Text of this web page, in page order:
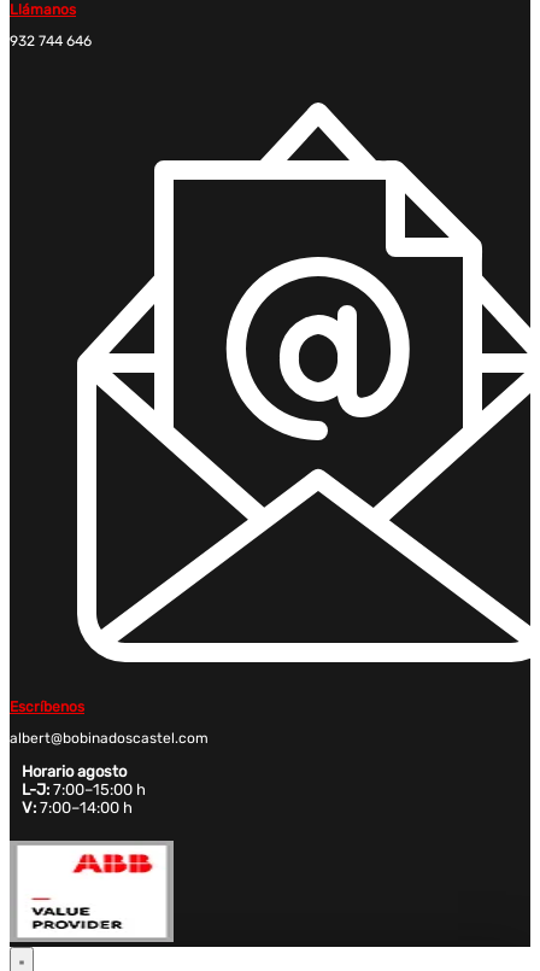
Llámanos
932 744 646
Escríbenos
albert@bobinadoscastel.com
Horario agosto
L-J: 7:00–15:00 h
V: 7:00–14:00 h